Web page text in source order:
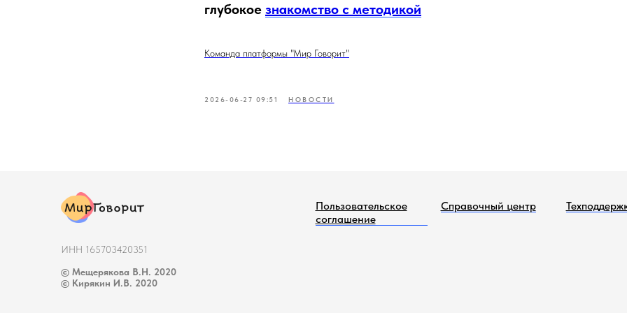
глубокое знакомство с методикой
Команда платформы "Мир Говорит"
2026-06-27 09:51 НОВОСТИ
ИНН 165703420351
© Мещерякова В.Н. 2020
© Кирякин И.В. 2020
Пользовательское
соглашение
Справочный центр